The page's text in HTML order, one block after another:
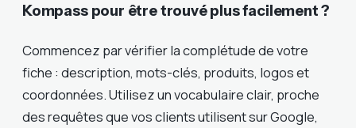
Kompass pour être trouvé plus facilement ?
Commencez par vérifier la complétude de votre
fiche : description, mots-clés, produits, logos et
coordonnées. Utilisez un vocabulaire clair, proche
des requêtes que vos clients utilisent sur Google,